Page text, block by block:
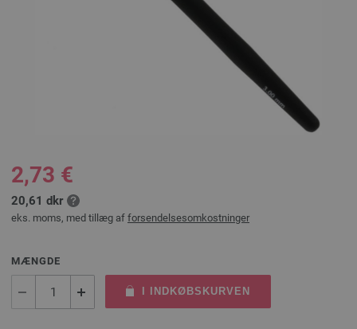
2,73 €
20,61 dkr
eks. moms, med tillæg af forsendelsesomkostninger
MÆNGDE
I INDKØBSKURVEN